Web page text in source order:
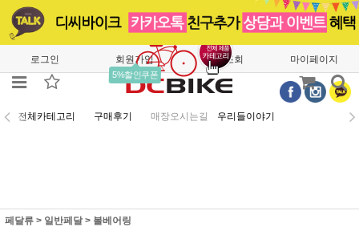
로그인 회원가입
5%할인쿠폰
주문조회 마이페이지
전체카테고리 구매후기 매장오시는길 우리들이야기
페달류 > 일반페달 > 볼베어링